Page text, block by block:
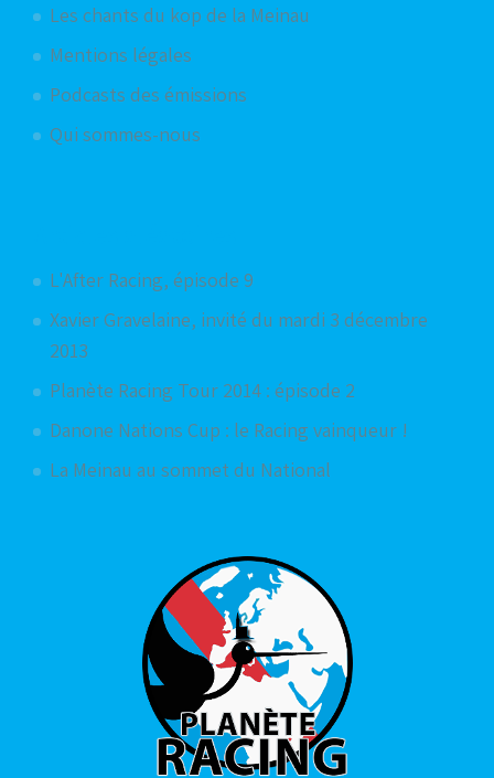
Les chants du kop de la Meinau
Mentions légales
Podcasts des émissions
Qui sommes-nous
L'After Racing, épisode 9
Xavier Gravelaine, invité du mardi 3 décembre
2013
Planète Racing Tour 2014 : épisode 2
Danone Nations Cup : le Racing vainqueur !
La Meinau au sommet du National